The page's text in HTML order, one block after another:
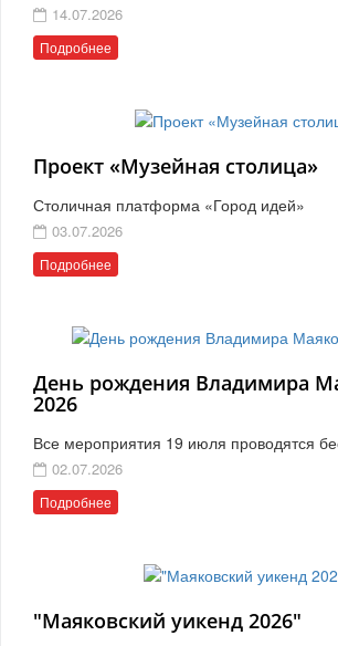
14.07.2026
Подробнее
Проект «Музейная столица»
Столичная платформа «Город идей»
03.07.2026
Подробнее
День рождения Владимира
2026
Все мероприятия 19 июля проводятся
02.07.2026
Подробнее
"Маяковский уикенд 2026"